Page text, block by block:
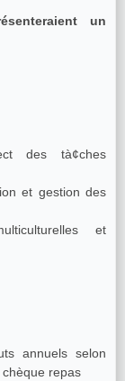
un
des tà¢ches
et gestion des
et
annuels selon
repas